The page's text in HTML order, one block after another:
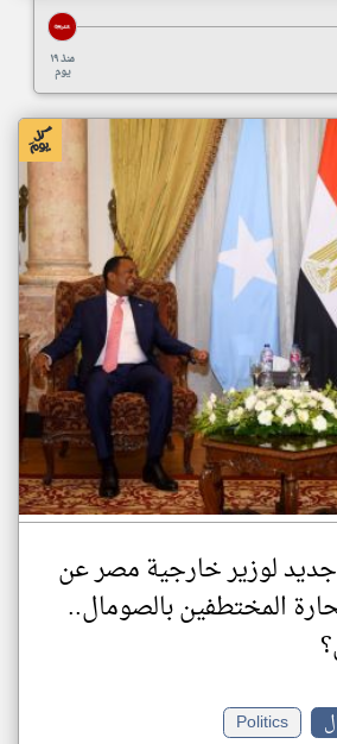
منذ ١٩
يوم
لوزير خارجية مصر عن
المختطفين بالصومال..
Politics